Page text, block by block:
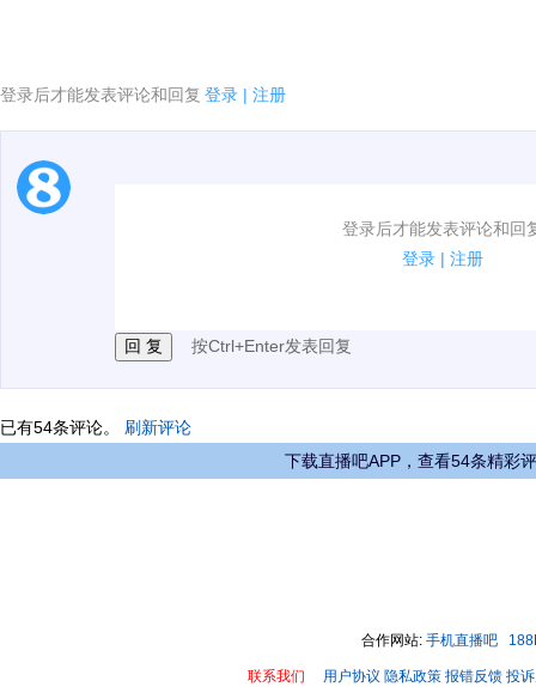
登录后才能发表评论和回复 登录 | 注册
登录后才能发表评论和回
登录 | 注册
1.电脑端新用户可以发表评论了！
按Ctrl+Enter发表回复
已有54条评论。 刷新评论
下载直播吧APP，查看54条精彩
合作网站: 手机直播吧
联系我们 用户协议 隐私政策 报错反馈 投